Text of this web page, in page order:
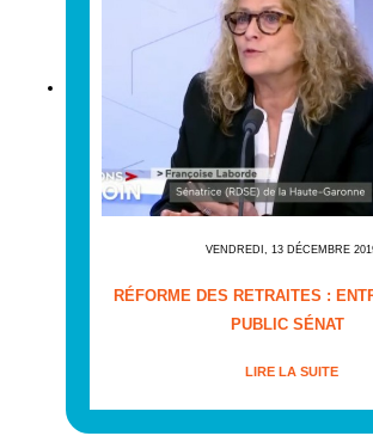
VENDREDI, 13 DÉCEMBRE
RÉFORME DES RETRAITES :
PUBLIC SÉNAT
LIRE LA SUITE